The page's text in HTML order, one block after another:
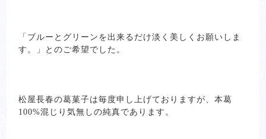
「ブルーとグリーンを出来るだけ淡く美しくお願いしま
す。」とのご希望でした。
松屋長春の葛菓子は毎度申し上げておりますが、本葛
100%混じり気無しの純真であります。